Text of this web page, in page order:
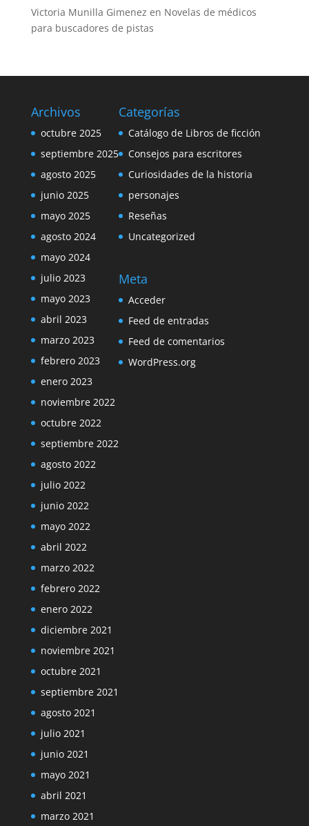
Victoria Munilla Gimenez en Novelas de médicos
para buscadores de pistas
Archivos
octubre 2025
septiembre 2025
agosto 2025
junio 2025
mayo 2025
agosto 2024
mayo 2024
julio 2023
mayo 2023
abril 2023
marzo 2023
febrero 2023
enero 2023
noviembre 2022
octubre 2022
septiembre 2022
agosto 2022
julio 2022
junio 2022
mayo 2022
abril 2022
marzo 2022
febrero 2022
enero 2022
diciembre 2021
noviembre 2021
octubre 2021
septiembre 2021
agosto 2021
julio 2021
junio 2021
mayo 2021
abril 2021
marzo 2021
Categorías
Catálogo de Libros de ficción
Consejos para escritores
Curiosidades de la historia
personajes
Reseñas
Uncategorized
Meta
Acceder
Feed de entradas
Feed de comentarios
WordPress.org